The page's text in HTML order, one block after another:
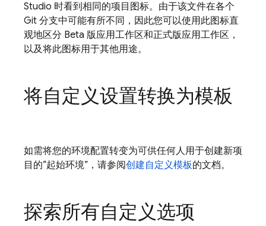
Studio 时看到相同的项目图标。由于该文件在各个
Git 分支中可能有所不同，因此您可以使用此图标直
观地区分 Beta 版应用工作区和正式版应用工作区，
以及将此图标用于其他用途。
将自定义设置转换为模板
如需将您的环境配置转变为可供任何人用于创建新项
目的“起始环境”，请参阅创建自定义模板的文档。
探索所有自定义选项